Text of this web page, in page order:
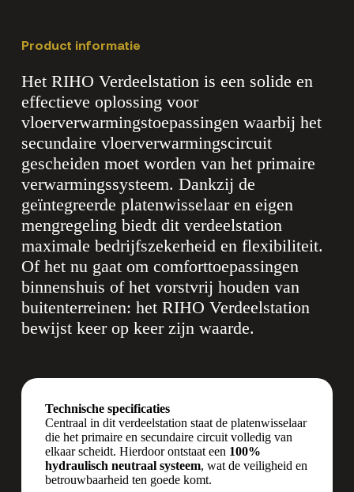
Product informatie
Het RIHO Verdeelstation is een solide en
effectieve oplossing voor
vloerverwarmingstoepassingen waarbij het
secundaire vloerverwarmingscircuit
gescheiden moet worden van het primaire
verwarmingssysteem. Dankzij de
geïntegreerde platenwisselaar en eigen
mengregeling biedt dit verdeelstation
maximale bedrijfszekerheid en flexibiliteit.
Of het nu gaat om comforttoepassingen
binnenshuis of het vorstvrij houden van
buitenterreinen: het RIHO Verdeelstation
bewijst keer op keer zijn waarde.
Technische specificaties
Centraal in dit verdeelstation staat de platenwisselaar
die het primaire en secundaire circuit volledig van
elkaar scheidt. Hierdoor ontstaat een 100%
hydraulisch neutraal systeem, wat de veiligheid en
betrouwbaarheid ten goede komt.